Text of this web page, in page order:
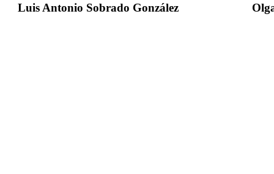
Luis Antonio Sobrado González